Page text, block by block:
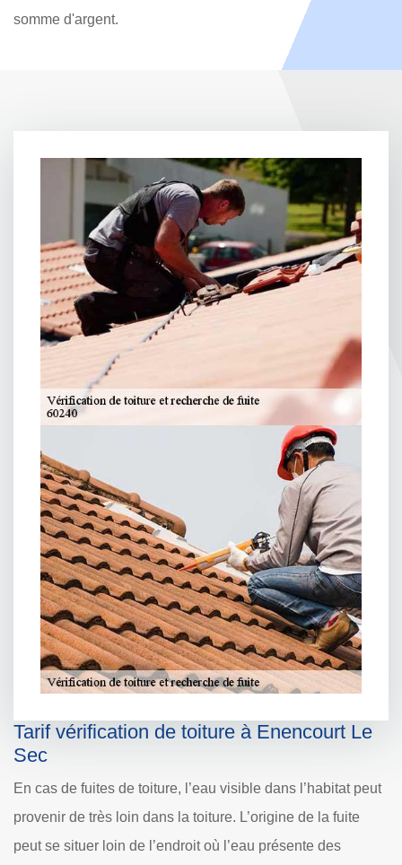
somme d'argent.
Tarif vérification de toiture à Enencourt Le
Sec
En cas de fuites de toiture, l’eau visible dans l’habitat peut
provenir de très loin dans la toiture. L’origine de la fuite
peut se situer loin de l’endroit où l’eau présente des